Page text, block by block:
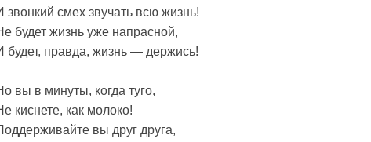
звонкий смех звучать всю жизнь!
будет жизнь уже напрасной,
будет, правда, жизнь — держись!
вы в минуты, когда туго,
киснете, как молоко!
вы друг друга,